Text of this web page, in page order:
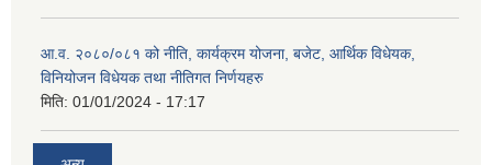
आ.व. २०८०/०८१ को नीति, कार्यक्रम योजना, बजेट, आर्थिक विधेयक,
विनियोजन विधेयक तथा नीतिगत निर्णयहरु
मिति: 01/01/2024 - 17:17